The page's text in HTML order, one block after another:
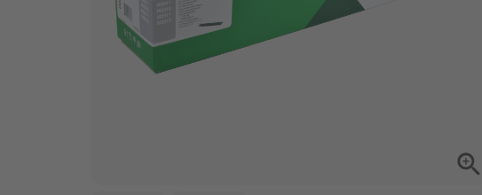
zoom_in